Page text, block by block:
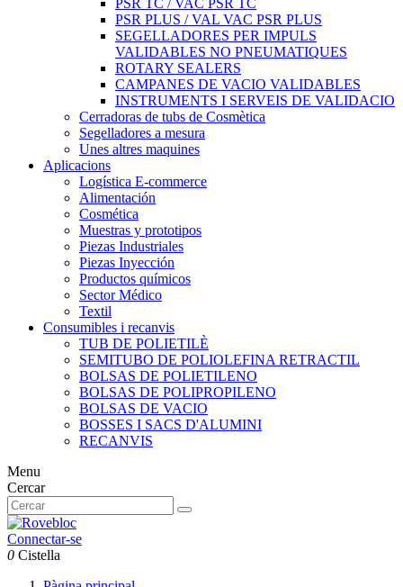
PSR TC / VAC PSR TC
PSR PLUS / VAL VAC PSR PLUS
SEGELLADORES PER IMPULS
VALIDABLES NO PNEUMATIQUES
ROTARY SEALERS
CAMPANES DE VACIO VALIDABLES
INSTRUMENTS I SERVEIS DE VALIDACIO
Cerradoras de tubs de Cosmètica
Segelladores a mesura
Unes altres maquines
Aplicacions
Logística E-commerce
Alimentación
Cosmética
Muestras y prototipos
Piezas Industriales
Piezas Inyección
Productos químicos
Sector Médico
Textil
Consumibles i recanvis
TUB DE POLIETILÈ
SEMITUBO DE POLIOLEFINA RETRACTIL
BOLSAS DE POLIETILENO
BOLSAS DE POLIPROPILENO
BOLSAS DE VACIO
BOSSES I SACS D'ALUMINI
RECANVIS
Menu
Cercar
Connectar-se
0 Cistella